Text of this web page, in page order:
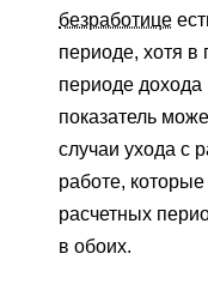
безработице
периоде, хотя
периоде дохода
показатель
случаи ухода с
работе,
расчетных
в обоих.